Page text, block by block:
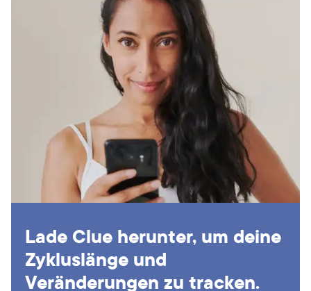
Lade Clue herunter, um deine
Zykluslänge und
Veränderungen zu tracken.